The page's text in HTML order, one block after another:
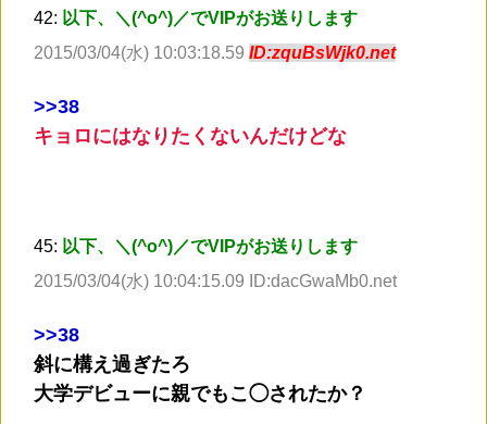
42: 以下、＼(^o^)／でVIPがお送りします
2015/03/04(水) 10:03:18.59 ID:zquBsWjk0.net
>>38
キョロにはなりたくないんだけどな
45: 以下、＼(^o^)／でVIPがお送りします
2015/03/04(水) 10:04:15.09 ID:dacGwaMb0.net
>>38
斜に構え過ぎたろ
大学デビューに親でもこ◯されたか？